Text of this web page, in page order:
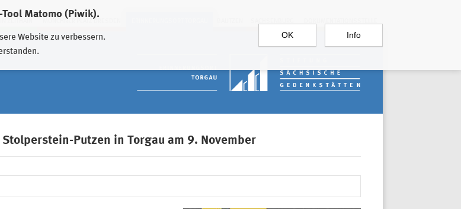
Tool Matomo (Piwik).
Website zu verbessern.
OK Info
ZEITHAIN MÜNCHNER PLATZ DRESDEN
Stolperstein-Putzen in Torgau am 9. November